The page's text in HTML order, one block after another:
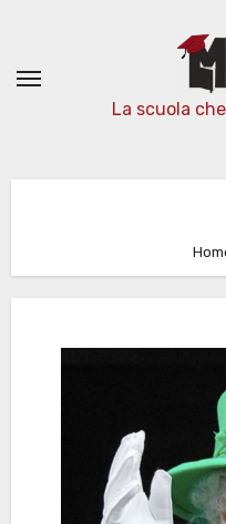
contenuto
La scuola